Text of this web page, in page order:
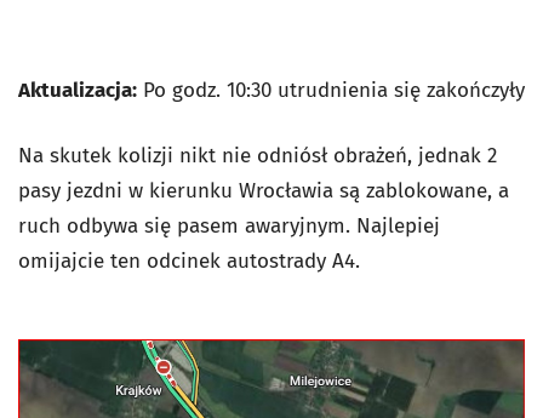
Aktualizacja: Po godz. 10:30 utrudnienia się zakończyły
Na skutek kolizji nikt nie odniósł obrażeń, jednak 2
pasy jezdni w kierunku Wrocławia są zablokowane, a
ruch odbywa się pasem awaryjnym. Najlepiej
omijajcie ten odcinek autostrady A4.